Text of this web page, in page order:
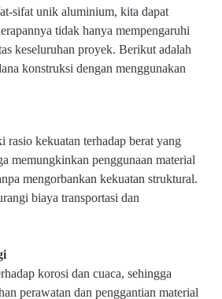
sifat unik aluminium, kita dapat
tidak hanya mempengaruhi
keseluruhan proyek. Berikut adalah
konstruksi dengan menggunakan
kekuatan terhadap berat yang
memungkinkan penggunaan material
mengorbankan kekuatan struktural.
biaya transportasi dan
korosi dan cuaca, sehingga
perawatan dan penggantian material